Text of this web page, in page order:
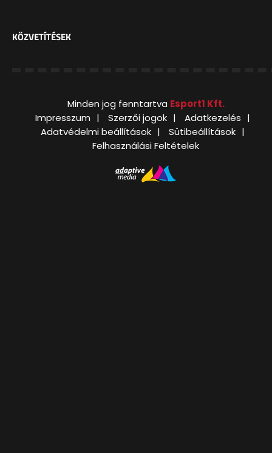
KÖZVETÍTÉSEK
Minden jog fenntartva Esport1 Kft.
Impresszum
Szerzői jogok
Adatkezelés
Adatvédelmi beállítások
Sütibeállítások
Felhasználási Feltételek